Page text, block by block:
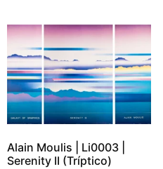
Alain Moulis | Li0003 |
Serenity II (Tríptico)